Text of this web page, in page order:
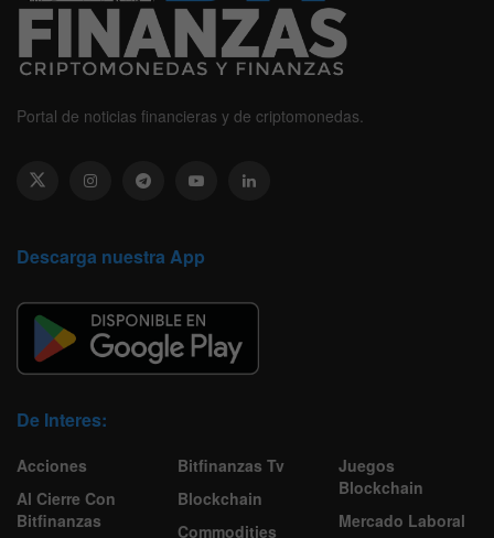
Portal de noticias financieras y de criptomonedas.
Descarga nuestra App
De Interes:
Acciones
Al Cierre Con
Bitfinanzas
Bitfinanzas Tv
Blockchain
Commodities
Juegos
Blockchain
Mercado Laboral